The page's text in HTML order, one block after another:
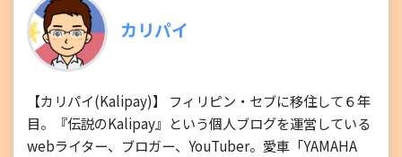
カリパイ
【カリパイ(Kalipay)】 フィリピン・セブに移住して６年
目。『伝説のKalipay』という個人ブログを運営している
webライター、ブロガー、YouTuber。愛車「YAMAHA